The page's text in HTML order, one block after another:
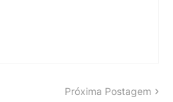
Próxima Postagem